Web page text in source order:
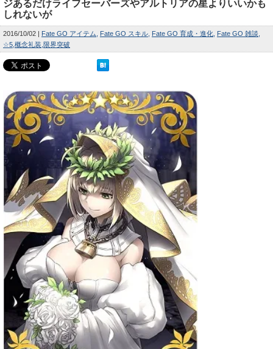
ジあるだけライフセーバーズやアルトリアの星よりいいかも
しれないが
2016/10/02 Fate GO アイテム Fate GO スキル Fate GO 育成・進化
Fate GO 雑談
☆5 概念礼装 限界突破